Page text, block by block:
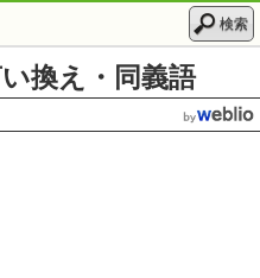
検索
換え・同義語